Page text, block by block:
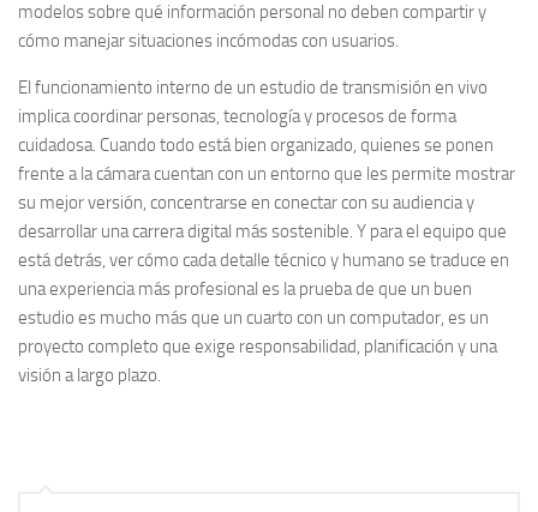
modelos sobre qué información personal no deben compartir y
cómo manejar situaciones incómodas con usuarios.
El funcionamiento interno de un estudio de transmisión en vivo
implica coordinar personas, tecnología y procesos de forma
cuidadosa. Cuando todo está bien organizado, quienes se ponen
frente a la cámara cuentan con un entorno que les permite mostrar
su mejor versión, concentrarse en conectar con su audiencia y
desarrollar una carrera digital más sostenible. Y para el equipo que
está detrás, ver cómo cada detalle técnico y humano se traduce en
una experiencia más profesional es la prueba de que un buen
estudio es mucho más que un cuarto con un computador, es un
proyecto completo que exige responsabilidad, planificación y una
visión a largo plazo.